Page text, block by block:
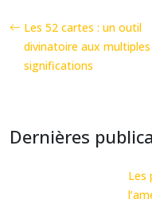
Les 52 cartes : un outil
divinatoire aux multiples
significations
Dernières
Les